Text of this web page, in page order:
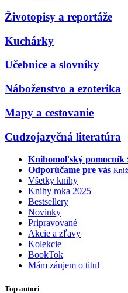
Životopisy a reportáže
Kuchárky
Učebnice a slovníky
Náboženstvo a ezoterika
Mapy a cestovanie
Cudzojazyčná literatúra
Knihomoľský pomocník
Odporúčame pre vás
Všetky knihy
Knihy roka 2025
Bestsellery
Novinky
Pripravované
Akcie a zľavy
Kolekcie
BookTok
Mám záujem o titul
Top autori